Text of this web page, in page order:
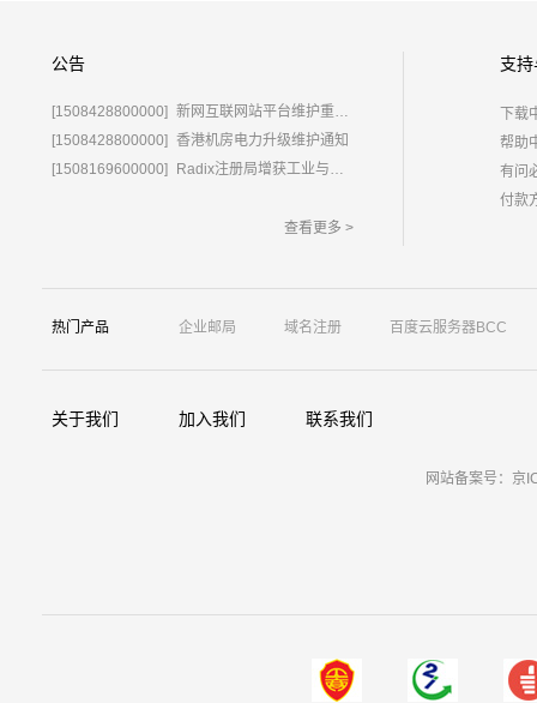
公告
[1508428800000] 新网互联网站平台维护重要通知
[1508428800000] 香港机房电力升级维护通知
[1508169600000]
Radix注册局增获工业与信息化部域名运营批复
查看更多 >
支
下载
帮助
有问
付款
热门产品 企业邮局 域名注册 百度云服务器BCC
关于我们 加入我们 联系我们
网站备案号：京